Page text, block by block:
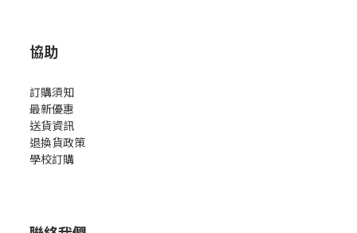
協助
訂購須知
最新優惠
送貨資訊
退換貨政策
學校訂購